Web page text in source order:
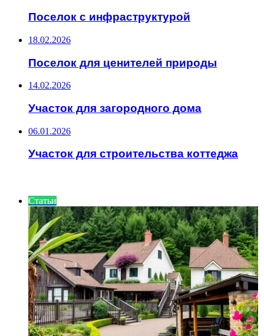
Поселок с инфраструктурой
18.02.2026
Поселок для ценителей природы
14.02.2026
Участок для загородного дома
06.01.2026
Участок для строительства коттеджа
Статьи